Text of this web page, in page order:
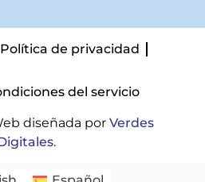
Política de privacidad
del servicio
diseñada por Verdes
.